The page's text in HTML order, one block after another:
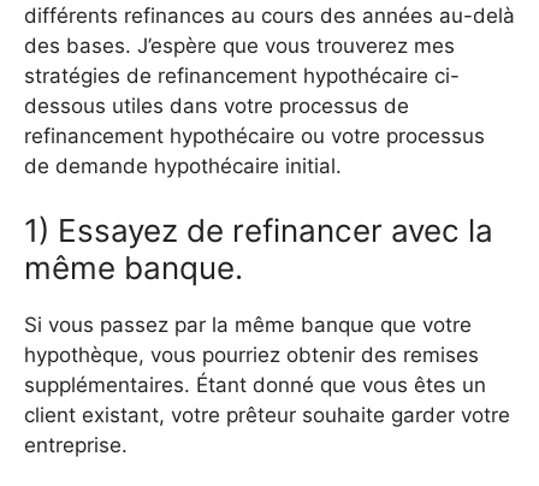
différents refinances au cours des années au-delà
des bases. J’espère que vous trouverez mes
stratégies de refinancement hypothécaire ci-
dessous utiles dans votre processus de
refinancement hypothécaire ou votre processus
de demande hypothécaire initial.
1) Essayez de refinancer avec la
même banque.
Si vous passez par la même banque que votre
hypothèque, vous pourriez obtenir des remises
supplémentaires. Étant donné que vous êtes un
client existant, votre prêteur souhaite garder votre
entreprise.